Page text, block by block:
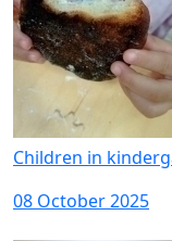
Children in
08 October 2025